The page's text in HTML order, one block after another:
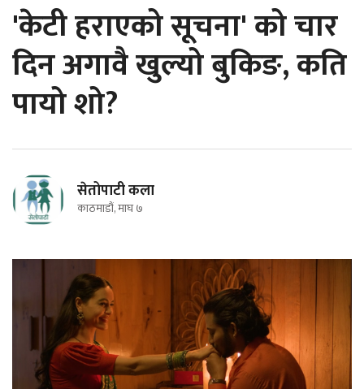
'केटी हराएको सूचना' को चार
दिन अगावै खुल्यो बुकिङ, कति
पायो शो?
सेतोपाटी कला
काठमाडौं, माघ ७